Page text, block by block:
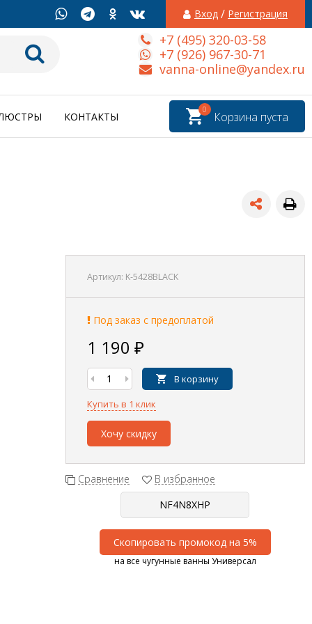
Вход / Регистрация
+7 (495) 320-03-58
+7 (926) 967-30-71
vanna-online@yandex.ru
Корзина пуста
0
КОНТАКТЫ
Артикул: K-5428BLACK
Под заказ с предоплатой
1 190 ₽
В корзину
Купить в 1 клик
Хочу скидку
Сравнение В избранное
Скопировать промокод на 5%
на все чугунные ванны Универсал